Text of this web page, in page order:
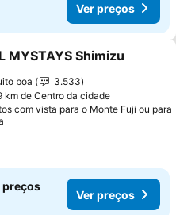
Ver preços
aos favoritos
MYSTAYS Shimizu
boa
3.533
km de Centro da cidade
com vista para o Monte Fuji ou para
preços
Ver preços